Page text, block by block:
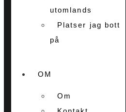
utomlands
Platser jag bott
på
OM
Om